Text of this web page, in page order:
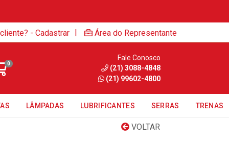
- Cadastrar | Área do Representante
0
Fale Conosco
(21) 3088-4848
(21) 99602-4800
LÂMPADAS LUBRIFICANTES SERRAS TRENAS
VOLTAR